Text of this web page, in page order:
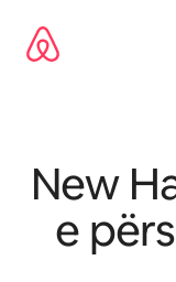
përmbajtja
New
e